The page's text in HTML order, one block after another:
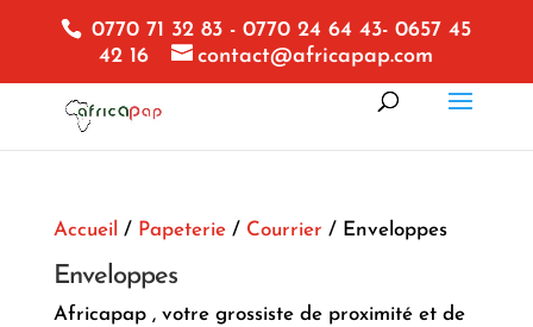
0770 71 32 83 - 0770 24 64 43- 0657 45
42 16
contact@africapap.com
Accueil / Papeterie/ Courrier / Enveloppes
Enveloppes
Africapap , votre grossiste de proximité et de